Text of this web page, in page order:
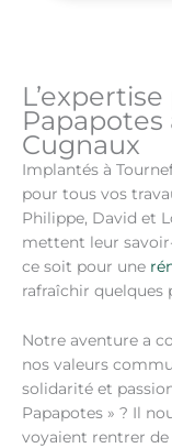
Papapotes
Cugnaux
Implantés à
pour tous vos
Philippe, David et
mettent leur
ce soit pour une
rafraîchir quelques
Notre aventure a
nos valeurs
solidarité et
Papapotes » ? Il
voyaient rentrer